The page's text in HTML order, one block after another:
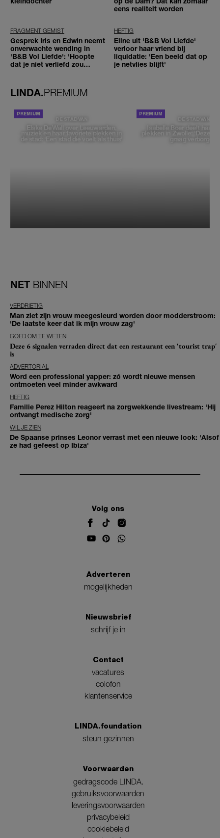
eens realiteit worden
FRAGMENT GEMIST
Gesprek Iris en Edwin neemt
onverwachte wending in
'B&B Vol Liefde': 'Hoopte
dat je niet verliefd zou
HEFTIG
Eline uit 'B&B Vol Liefde'
verloor haar vriend bij
liquidatie: 'Een beeld dat op
je netvlies blijft'
LINDA.PREMIUM
DE STAD VAN
Elske DeWall over Leeuwarden,
muziek en haar favoriete plekken in
de stad: 'Een stad die voelt als thuis'
DE STAD VAN
Isabelle Boer deelt haar
plekken in Zwolle: 'Deze
graag verborgen'
NET BINNEN
VERDRIETIG
Man ziet zijn vrouw meegesleurd worden door modderstroom:
'De laatste keer dat ik mijn vrouw zag'
GOED OM TE WETEN
Deze 6 signalen verraden direct dat een restaurant een 'tourist trap'
is
ADVERTORIAL
Word een professional yapper: zó wordt nieuwe mensen
ontmoeten veel minder awkward
HEFTIG
Familie Perez Hilton reageert na zorgwekkende livestream: 'Hij
ontvangt medische zorg'
WIL JE ZIEN
De Spaanse prinses Leonor verrast met een nieuwe look: 'Alsof
ze had gefeest op Ibiza'
Volg ons
Adverteren
mogelijkheden
Nieuwsbrief
schrijf je in
Contact
vacatures
colofon
klantenservice
LINDA.foundation
steun gezinnen
Voorwaarden
gedragscode LINDA.
gebruiksvoorwaarden
leveringsvoorwaarden
privacybeleid
cookiebeleid